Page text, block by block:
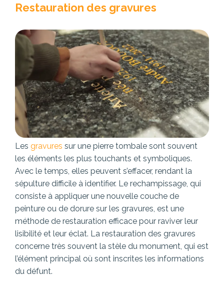
Restauration des gravures
Les gravures sur une pierre tombale sont souvent
les éléments les plus touchants et symboliques.
Avec le temps, elles peuvent s’effacer, rendant la
sépulture difficile à identifier. Le rechampissage, qui
consiste à appliquer une nouvelle couche de
peinture ou de dorure sur les gravures, est une
méthode de restauration efficace pour raviver leur
lisibilité et leur éclat. La restauration des gravures
concerne très souvent la stèle du monument, qui est
l’élément principal où sont inscrites les informations
du défunt.